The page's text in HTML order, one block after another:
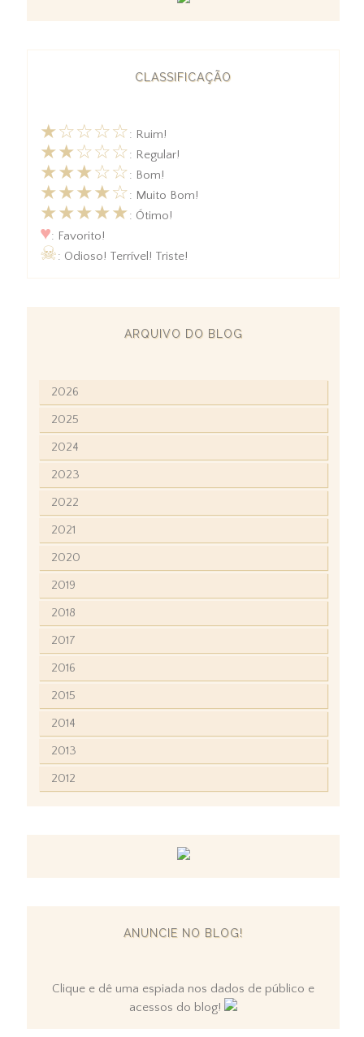
CLASSIFICAÇÃO
★☆☆☆☆: Ruim!
★★☆☆☆: Regular!
★★★☆☆: Bom!
★★★★☆: Muito Bom!
★★★★★: Ótimo!
♥: Favorito!
☠: Odioso! Terrível! Triste!
ARQUIVO DO BLOG
2026
2025
2024
2023
2022
2021
2020
2019
2018
2017
2016
2015
2014
2013
2012
ANUNCIE NO BLOG!
Clique e dê uma espiada nos dados de público e
acessos do blog!